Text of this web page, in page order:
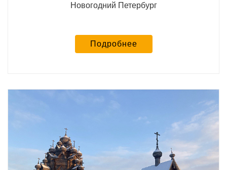
Новогодний Петербург
Подробнее